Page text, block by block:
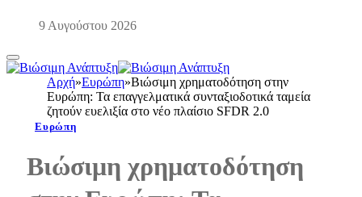
9 Αυγούστου 2026
Αρχή»Ευρώπη»Βιώσιμη χρηματοδότηση στην
Ευρώπη: Τα επαγγελματικά συνταξιοδοτικά ταμεία
ζητούν ευελιξία στο νέο πλαίσιο SFDR 2.0
Ευρώπη
Βιώσιμη χρηματοδότηση